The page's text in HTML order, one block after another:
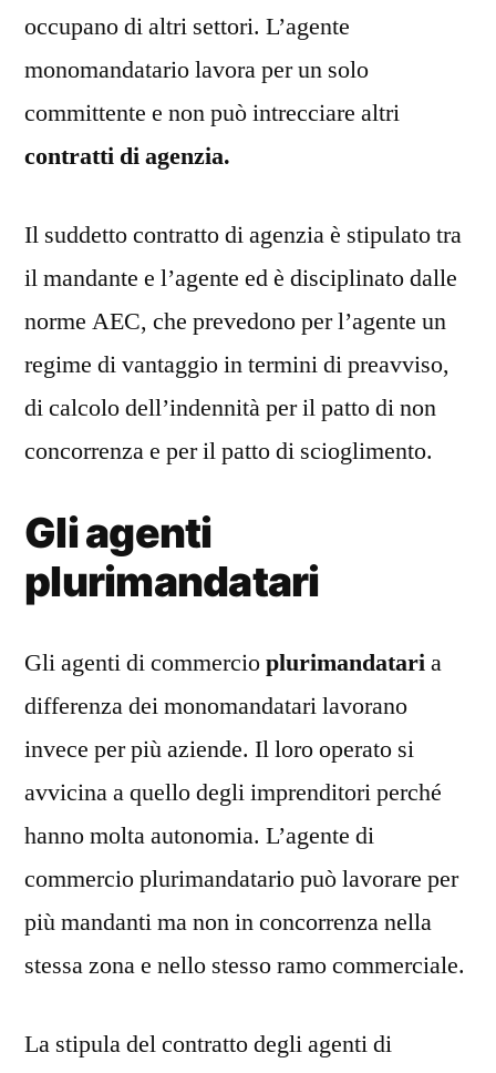
occupano di altri settori. L’agente
monomandatario lavora per un solo
committente e non può intrecciare altri
contratti di agenzia.
Il suddetto contratto di agenzia è stipulato tra
il mandante e l’agente ed è disciplinato dalle
norme AEC, che prevedono per l’agente un
regime di vantaggio in termini di preavviso,
di calcolo dell’indennità per il patto di non
concorrenza e per il patto di scioglimento.
Gli agenti
plurimandatari
Gli agenti di commercioplurimandataria
differenza dei monomandatari lavorano
invece per più aziende. Il loro operato si
avvicina a quello degli imprenditori perché
hanno molta autonomia. L’agente di
commercio plurimandatario può lavorare per
più mandanti ma non in concorrenza nella
stessa zona e nello stesso ramo commerciale.
La stipula del contratto degli agenti di